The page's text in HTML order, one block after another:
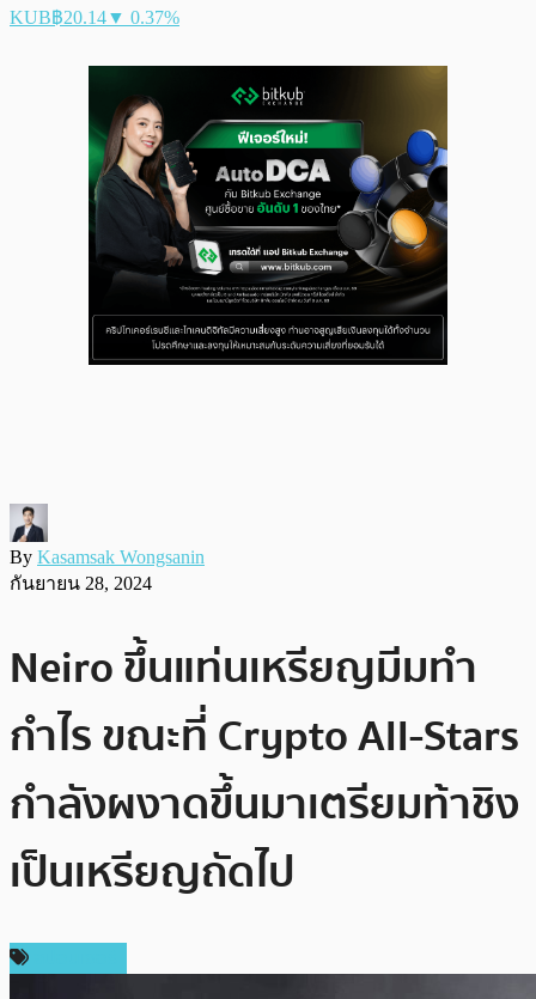
KUB฿20.14▼ 0.37%
By Kasamsak Wongsanin
กันยายน 28, 2024
Neiro ขึ้นแท่นเหรียญมีมทำ
กำไร ขณะที่ Crypto All-Stars
กำลังผงาดขึ้นมาเตรียมท้าชิง
เป็นเหรียญถัดไป